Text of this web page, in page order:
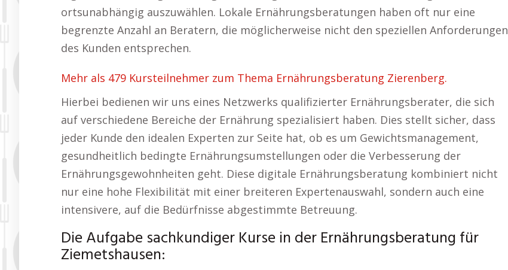
ortsunabhängig auszuwählen. Lokale Ernährungsberatungen haben oft nur eine
begrenzte Anzahl an Beratern, die möglicherweise nicht den speziellen Anforderungen
des Kunden entsprechen.
Mehr als 479 Kursteilnehmer zum Thema Ernährungsberatung Zierenberg.
Hierbei bedienen wir uns eines Netzwerks qualifizierter Ernährungsberater, die sich
auf verschiedene Bereiche der Ernährung spezialisiert haben. Dies stellt sicher, dass
jeder Kunde den idealen Experten zur Seite hat, ob es um Gewichtsmanagement,
gesundheitlich bedingte Ernährungsumstellungen oder die Verbesserung der
Ernährungsgewohnheiten geht. Diese digitale Ernährungsberatung kombiniert nicht
nur eine hohe Flexibilität mit einer breiteren Expertenauswahl, sondern auch eine
intensivere, auf die Bedürfnisse abgestimmte Betreuung.
Die Aufgabe sachkundiger Kurse in der Ernährungsberatung für
Ziemetshausen: